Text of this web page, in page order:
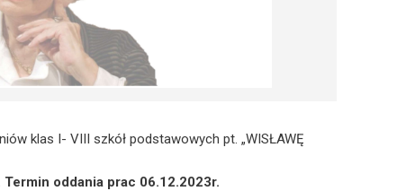
klas I- VIII szkół podstawowych pt. „WISŁAWĘ
Termin oddania prac 06.12.2023r.